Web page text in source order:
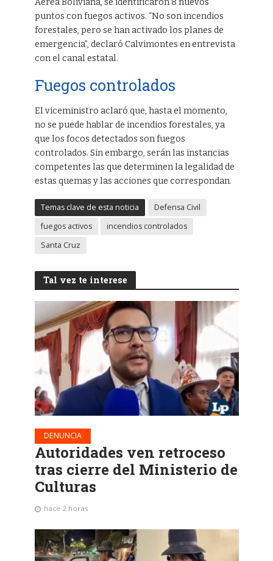
Aérea Boliviana, se identificaron 8 nuevos
puntos con fuegos activos. “No son incendios
forestales, pero se han activado los planes de
emergencia”, declaró Calvimontes en entrevista
con el canal estatal.
Fuegos controlados
El viceministro aclaró que, hasta el momento,
no se puede hablar de incendios forestales, ya
que los focos detectados son fuegos
controlados. Sin embargo, serán las instancias
competentes las que determinen la legalidad de
estas quemas y las acciones que correspondan.
Temas clave de esta noticia
Defensa Civil
fuegos activos
incendios controlados
Santa Cruz
Tal vez te interese
DENUNCIA
Autoridades ven retroceso
tras cierre del Ministerio de
Culturas
hace 2 horas